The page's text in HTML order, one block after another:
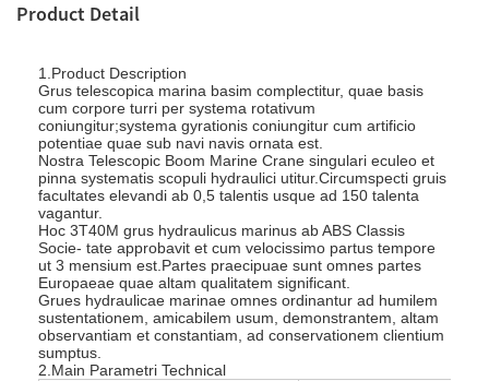
Product Detail
1.Product Description
Grus telescopica marina basim complectitur, quae basis
cum corpore turri per systema rotativum
coniungitur;systema gyrationis coniungitur cum artificio
potentiae quae sub navi navis ornata est.
Nostra Telescopic Boom Marine Crane singulari eculeo et
pinna systematis scopuli hydraulici utitur.Circumspecti gruis
facultates elevandi ab 0,5 talentis usque ad 150 talenta
vagantur.
Hoc 3T40M grus hydraulicus marinus ab ABS Classis
Socie- tate approbavit et cum velocissimo partus tempore
ut 3 mensium est.Partes praecipuae sunt omnes partes
Europaeae quae altam qualitatem significant.
Grues hydraulicae marinae omnes ordinantur ad humilem
sustentationem, amicabilem usum, demonstrantem, altam
observantiam et constantiam, ad conservationem clientium
sumptus.
2.Main Parametri Technical